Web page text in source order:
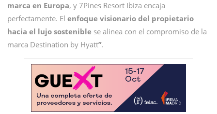
marca en Europa, y 7Pines Resort Ibiza encaja
perfectamente. El enfoque visionario del propietario
hacia el lujo sostenible se alinea con el compromiso de la
marca Destination by Hyatt”.